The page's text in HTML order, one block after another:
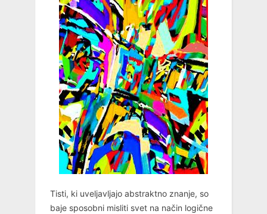
Tisti, ki uveljavljajo abstraktno znanje, so
baje sposobni misliti svet na način logične